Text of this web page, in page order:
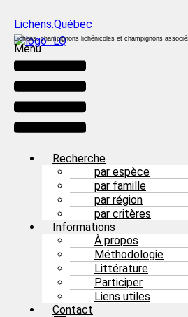
Lichens.Québec
Lichens, champignons lichénicoles et champignons
Menu
Recherche
par espèce
par famille
par région
par critères
Informations
À propos
Méthodologie
Littérature
Participer
Liens utiles
Contact